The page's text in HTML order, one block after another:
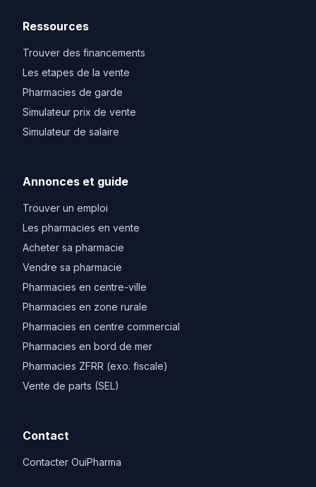
Ressources
Trouver des financements
Les etapes de la vente
Pharmacies de garde
Simulateur prix de vente
Simulateur de salaire
Annonces et guide
Trouver un emploi
Les pharmacies en vente
Acheter sa pharmacie
Vendre sa pharmacie
Pharmacies en centre-ville
Pharmacies en zone rurale
Pharmacies en centre commercial
Pharmacies en bord de mer
Pharmacies ZFRR (exo. fiscale)
Vente de parts (SEL)
Contact
Contacter OuiPharma